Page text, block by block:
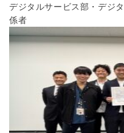
デジタルサービス部・デジ
係者